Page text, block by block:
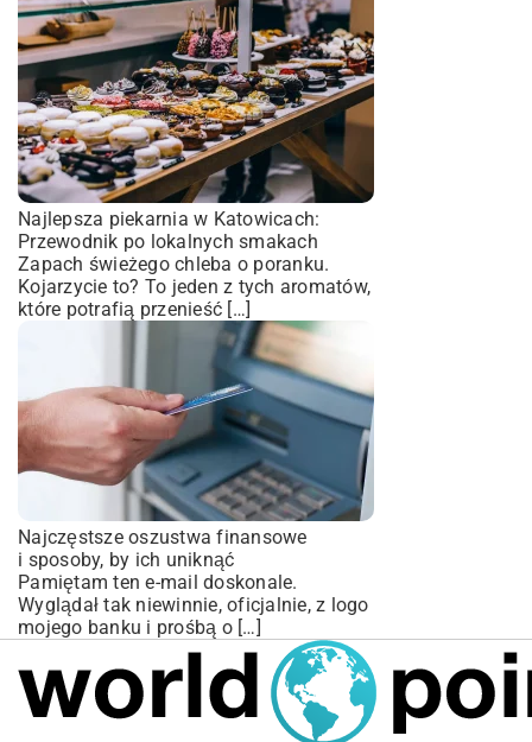
Najlepsza piekarnia w Katowicach:
Przewodnik po lokalnych smakach
Zapach świeżego chleba o poranku.
Kojarzycie to? To jeden z tych aromatów,
które potrafią przenieść […]
Najczęstsze oszustwa finansowe
i sposoby, by ich uniknąć
Pamiętam ten e-mail doskonale.
Wyglądał tak niewinnie, oficjalnie, z logo
mojego banku i prośbą o […]